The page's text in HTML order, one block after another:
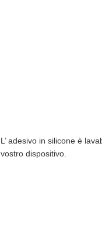
L’ adesivo in silicone è
vostro dispositivo.